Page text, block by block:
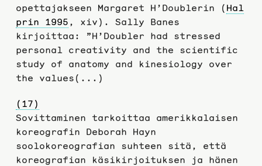
opettajakseen Margaret H’Doublerin ( Hal
prin 1995 , xiv). Sally Banes
kirjoittaa: ”H’Doubler had stressed
personal creativity and the scientific
study of anatomy and kinesiology over
the values(...)
(17)
Sovittaminen tarkoittaa amerikkalaisen
koreografin Deborah Hayn
soolokoreografian suhteen sitä, että
koreografian käsikirjoituksen ja hänen